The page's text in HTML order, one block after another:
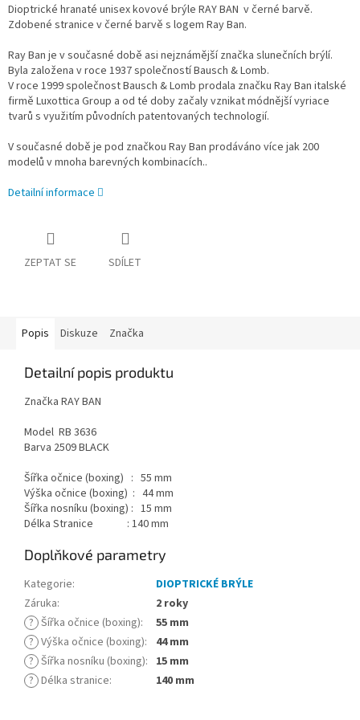
Dioptrické hranaté unisex kovové brýle RAY BAN v černé barvě.
Zdobené stranice v černé barvě s logem Ray Ban.
Ray Ban je v současné době asi nejznámější značka slunečních brýlí.
Byla založena v roce 1937 společností Bausch & Lomb.
V roce 1999 společnost Bausch & Lomb prodala značku Ray Ban italské
firmě Luxottica Group a od té doby začaly vznikat módnější vyriace
tvarů s využitím původních patentovaných technologií.
V současné době je pod značkou Ray Ban prodáváno více jak 200
modelů v mnoha barevných kombinacích..
Detailní informace
ZEPTAT SE SDÍLET
Popis Diskuze Značka
Detailní popis produktu
Značka RAY BAN
Model RB 3636
Barva 2509 BLACK
Šířka očnice (boxing) : 55 mm
Výška očnice (boxing) : 44 mm
Šířka nosníku (boxing) : 15 mm
Délka Stranice : 140 mm
Doplňkové parametry
Kategorie:
DIOPTRICKÉ BRÝLE
Záruka:
2 roky
? Šířka očnice (boxing):
55 mm
? Výška očnice (boxing):
44 mm
? Šířka nosníku (boxing): 15 mm
? Délka stranice: 140 mm